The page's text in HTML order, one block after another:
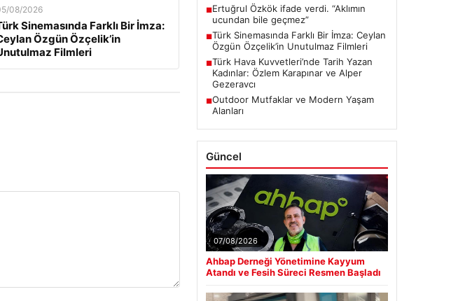
08/2026
Sinemasında Farklı Bir İmza:
Özgün Özçelik’in
Filmleri
■Ertuğrul Özkök ifade verdi. “Aklımın
ucundan bile geçmez”
■Türk Sinemasında Farklı Bir İmza: Ceylan
Özgün Özçelik’in Unutulmaz Filmleri
■Türk Hava Kuvvetleri’nde Tarih Yazan
Kadınlar: Özlem Karapınar ve Alper
Gezeravcı
■Outdoor Mutfaklar ve Modern Yaşam
Alanları
Güncel
07/08/2026
Ahbap Derneği Yönetimine Kayyum
Atandı ve Fesih Süreci Resmen Başladı